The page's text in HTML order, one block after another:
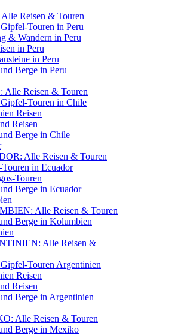
Reisen & Touren
Touren in Peru
& Wandern in Peru
in Peru
in Peru
Berge in Peru
Alle Reisen & Touren
Touren in Chile
Reisen
Reisen
Berge in Chile
Alle Reisen & Touren
in Ecuador
Touren
Berge in Ecuador
Alle Reisen & Touren
Berge in Kolumbien
Alle Reisen &
Touren Argentinien
Reisen
Reisen
Berge in Argentinien
Alle Reisen & Touren
Berge in Mexiko